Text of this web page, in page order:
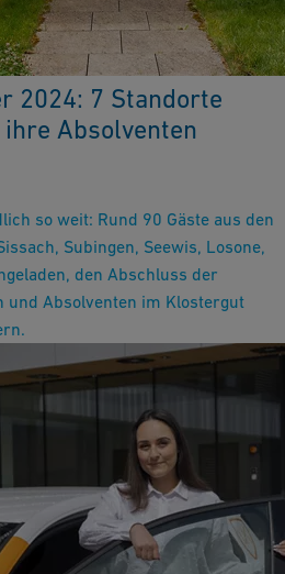
2024: 7 Standorte
Absolventen
so weit: Rund 90 Gäste aus den
Subingen, Seewis, Losone,
den Abschluss der
und Absolventen im Klostergut